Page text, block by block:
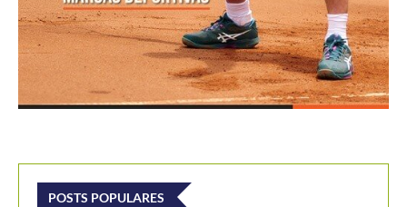
POSTS POPULARES